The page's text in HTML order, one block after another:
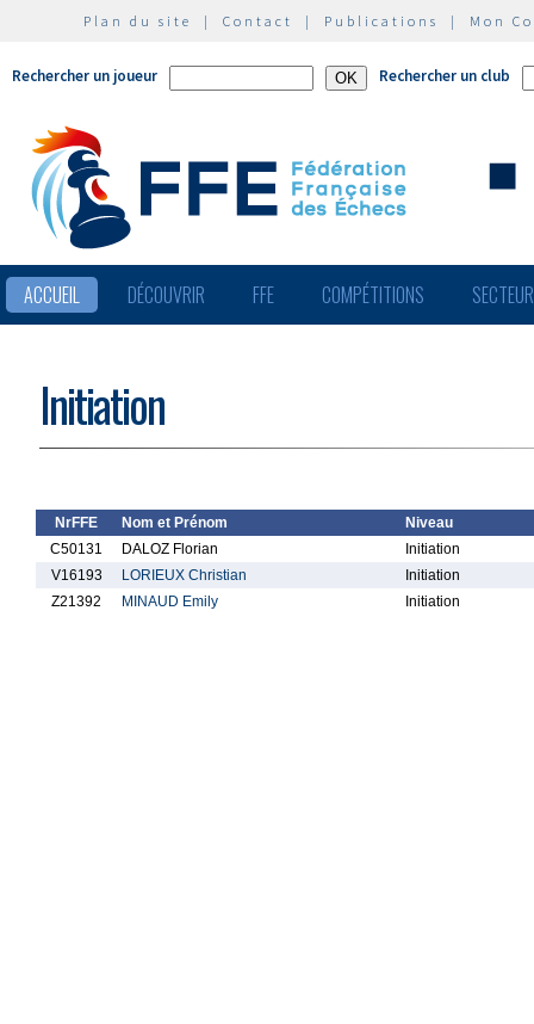
Plan du site | Contact | Publications | Mon
Rechercher un joueur Rechercher un club
ACCUEIL DÉCOUVRIR FFE COMPÉTITIONS
Initiation
NrFFE Nom et Prénom
Niveau
C50131
DALOZ Florian
Initiation
V16193
LORIEUX Christian
Initiation
Z21392
MINAUD Emily Initiation